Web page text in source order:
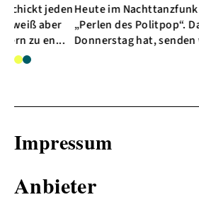
Heute im Nachttanzfunk unsere
„Perlen des Politpop“. Da ja der
Donnerstag hat, senden wir in d...
Impressum
Anbieter